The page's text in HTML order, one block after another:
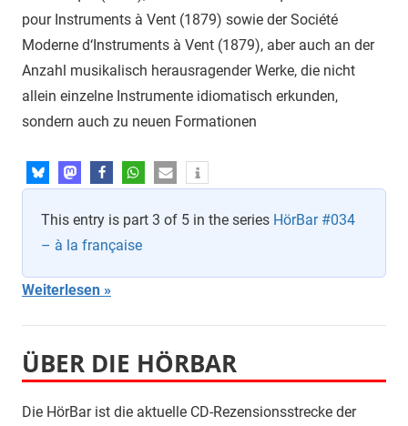
pour Instruments à Vent (1879) sowie der Société
Moderne d‘Instruments à Vent (1879), aber auch an der
Anzahl musikalisch herausragender Werke, die nicht
allein einzelne Instrumente idiomatisch erkunden,
sondern auch zu neuen Formationen
This entry is part 3 of 5 in the series HörBar #034
– à la française
Weiterlesen
ÜBER DIE HÖRBAR
Die HörBar ist die aktuelle CD-Rezensionsstrecke der